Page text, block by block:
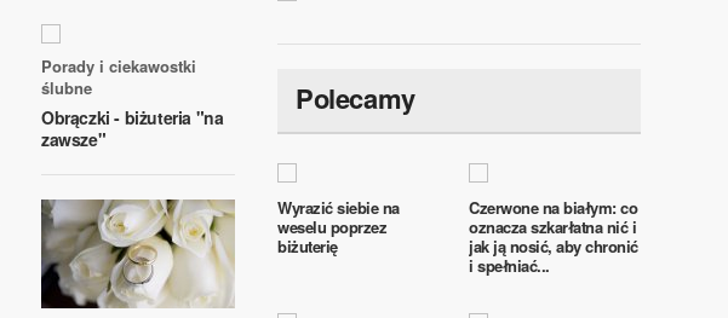
Porady i ciekawostki
ślubne
Obrączki - biżuteria "na
zawsze"
Polecamy
Wyrazić siebie na
weselu poprzez
biżuterię
Czerwone na białym: co
oznacza szkarłatna nić i
jak ją nosić, aby chronić
i spełniać...